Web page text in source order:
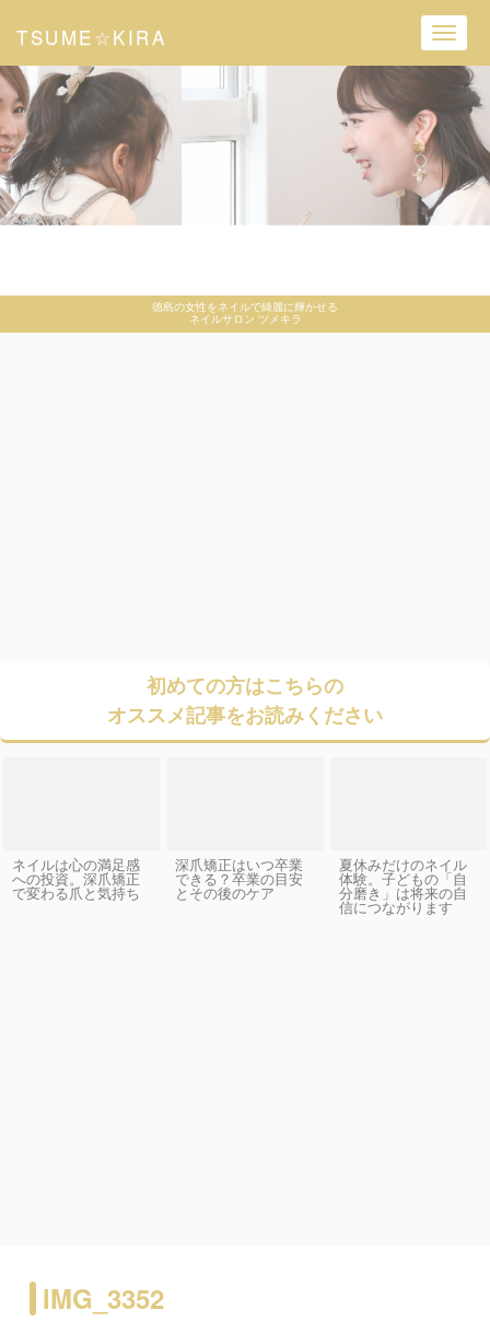
徳島の女性をネイルで綺麗に輝かせる
ネイルサロン ツメキラ
TSUME☆KIRA
初めての方はこちらの
オススメ記事をお読みください
ネイルは心の満足感
への投資。深爪矯正
で変わる爪と気持ち
深爪矯正はいつ卒業
できる？卒業の目安
とその後のケア
夏休みだけのネイル
体験。子どもの「自
分磨き」は将来の自
信につながります
IMG_3352